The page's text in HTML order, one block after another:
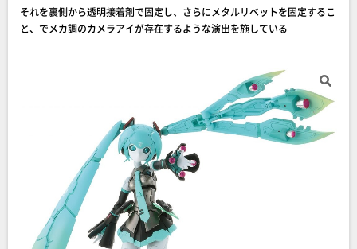
それを裏側から透明接着剤で固定し、さらにメタルリベットを固定するこ
と、でメカ調のカメラアイが存在するような演出を施している